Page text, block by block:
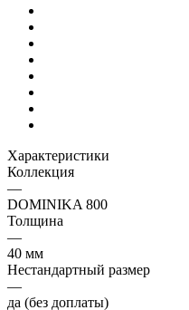
Характеристики
Коллекция
—
DOMINIKA 800
Толщина
—
40 мм
Нестандартный размер
—
да (без доплаты)